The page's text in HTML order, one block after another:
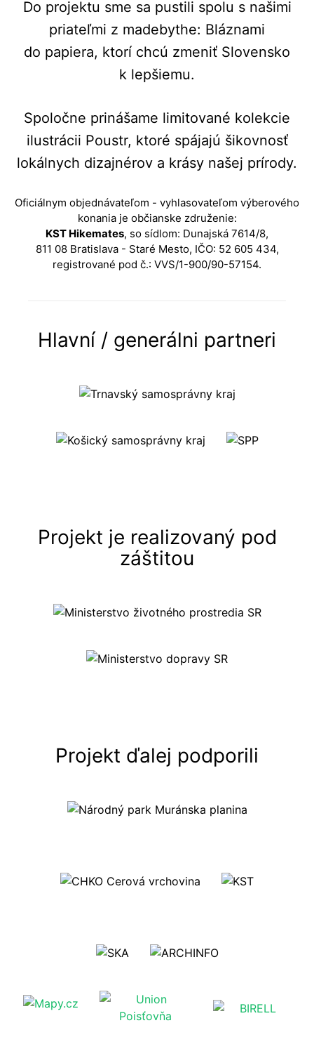
Do projektu sme sa pustili spolu s našimi
priateľmi z madebythe: Bláznami
do papiera, ktorí chcú zmeniť Slovensko
k lepšiemu.
Spoločne prinášame limitované kolekcie
ilustrácii Poustr, ktoré spájajú šikovnosť
lokálnych dizajnérov a krásy našej prírody.
Oficiálnym objednávateľom - vyhlasovateľom výberového
konania je občianske združenie:
KST Hikemates, so sídlom: Dunajská 7614/8,
811 08 Bratislava - Staré Mesto, IČO: 52 605 434,
registrované pod č.: VVS/1-900/90-57154.
Hlavní / generálni partneri
Projekt je realizovaný pod
záštitou
Projekt ďalej podporili